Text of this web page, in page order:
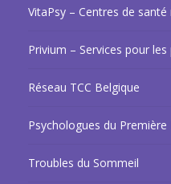
VitaPsy – Centres de
Privium – Services pour
Réseau TCC Belgique
Psychologues du Première
Troubles du Sommeil